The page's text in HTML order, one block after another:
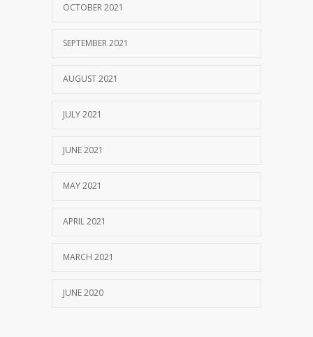
OCTOBER 2021
SEPTEMBER 2021
AUGUST 2021
JULY 2021
JUNE 2021
MAY 2021
APRIL 2021
MARCH 2021
JUNE 2020